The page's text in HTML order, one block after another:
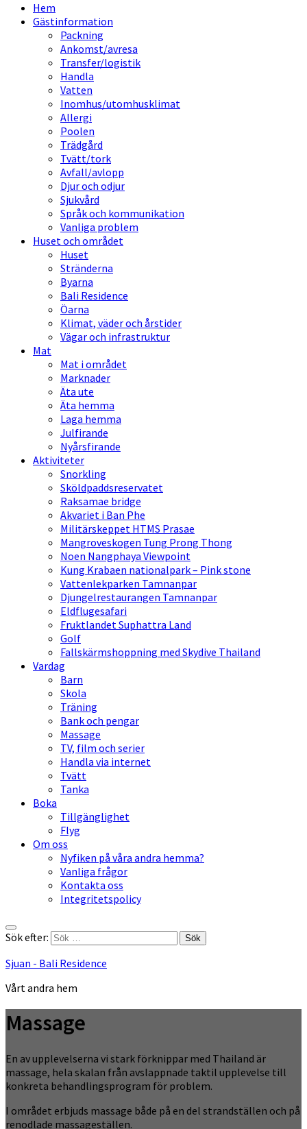
Hem
Gästinformation
Packning
Ankomst/avresa
Transfer/logistik
Handla
Vatten
Inomhus/utomhusklimat
Allergi
Poolen
Trädgård
Tvätt/tork
Avfall/avlopp
Djur och odjur
Sjukvård
Språk och kommunikation
Vanliga problem
Huset och området
Huset
Stränderna
Byarna
Bali Residence
Öarna
Klimat, väder och årstider
Vägar och infrastruktur
Mat
Mat i området
Marknader
Äta ute
Äta hemma
Laga hemma
Julfirande
Nyårsfirande
Aktiviteter
Snorkling
Sköldpaddsreservatet
Raksamae bridge
Akvariet i Ban Phe
Militärskeppet HTMS Prasae
Mangroveskogen Tung Prong Thong
Noen Nangphaya Viewpoint
Kung Krabaen nationalpark – Pink stone
Vattenlekparken Tamnanpar
Djungelrestaurangen Tamnanpar
Eldflugesafari
Fruktlandet Suphattra Land
Golf
Fallskärmshoppning med Skydive Thailand
Vardag
Barn
Skola
Träning
Bank och pengar
Massage
TV, film och serier
Handla via internet
Tvätt
Tanka
Boka
Tillgänglighet
Flyg
Om oss
Nyfiken på våra andra hemma?
Vanliga frågor
Kontakta oss
Integritetspolicy
Sök efter:
Sjuan - Bali Residence
Vårt andra hem
Massage
En av upplevelserna vi stark förknippar med Thailand är
massage, hela skalan från avslappnade taktil upplevelse till
konkreta behandlingsprogram för problem.
I området erbjuds massage både på en del strandställen och på
renodlade massageställen.